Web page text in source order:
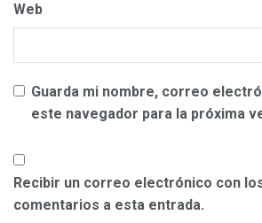
Web
Guarda mi nombre, correo
este navegador para la próxima
Recibir un correo electrónico con
comentarios a esta entrada.